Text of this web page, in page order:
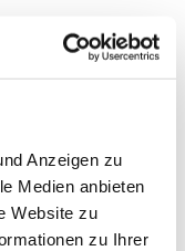
Anzeigen zu
Medien anbieten
Website zu
zu Ihrer